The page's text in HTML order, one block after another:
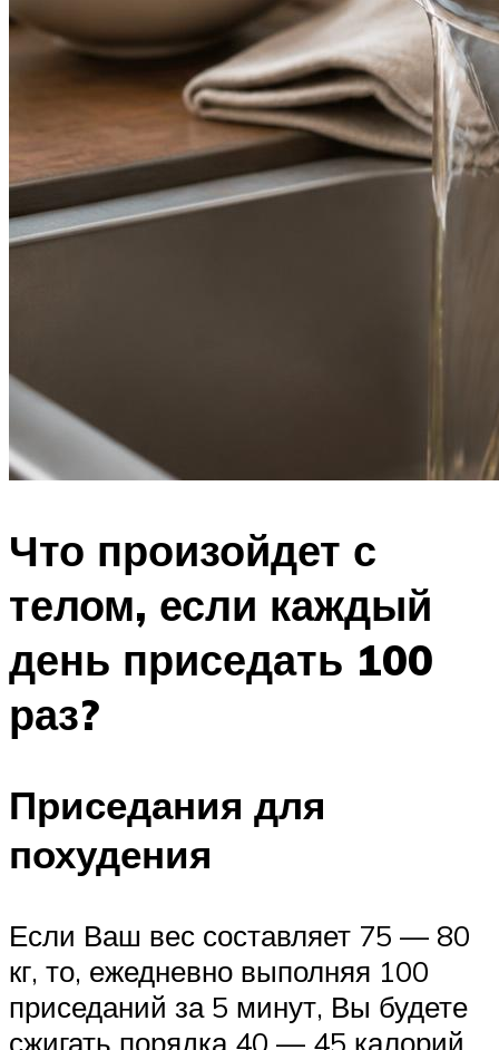
Что произойдет с
телом, если каждый
день приседать 100
раз?
Приседания для
похудения
Если Ваш вес составляет 75 — 80
кг, то, ежедневно выполняя 100
приседаний за 5 минут, Вы будете
сжигать порядка 40 — 45 калорий